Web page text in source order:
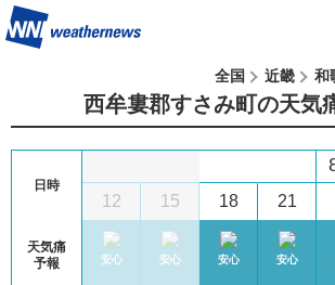
全国 近畿 和
西牟婁郡すさみ町の天気
日時
天気痛
予報
安心
12
安心
15
安心
18
安心
21
安心